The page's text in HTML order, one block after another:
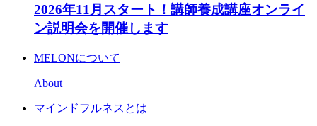
2026年11月スタート！講師養成講座オンライ
ン説明会を開催します
MELONについて
About
マインドフルネスとは